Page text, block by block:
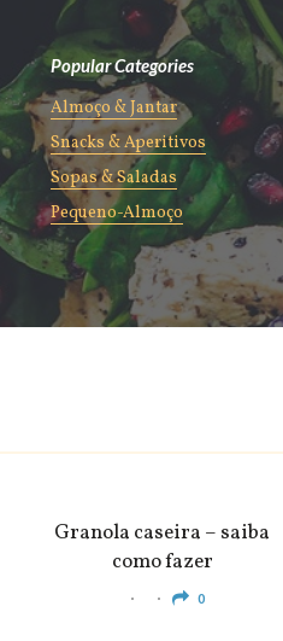
Popular Categories
Almoço & Jantar
Snacks & Aperitivos
Sopas & Saladas
Pequeno-Almoço
Granola caseira – saiba
como fazer
0